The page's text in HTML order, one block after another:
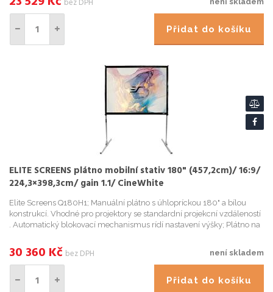
bez DPH
Přidat do košíku
ELITE SCREENS plátno mobilní stativ 180" (457,2cm)/ 16:9/
224,3×398,3cm/ gain 1.1/ CineWhite
Elite Screens Q180H1; Manuální plátno s úhlopríckou 180" a bílou
konstrukcí. Vhodné pro projektory se standardní projekcní vzdáleností
. Automatický blokovací mechanismus rídí nastavení výšky; Plátno na
není skladem
30 360 Kč bez DPH
Přidat do košíku